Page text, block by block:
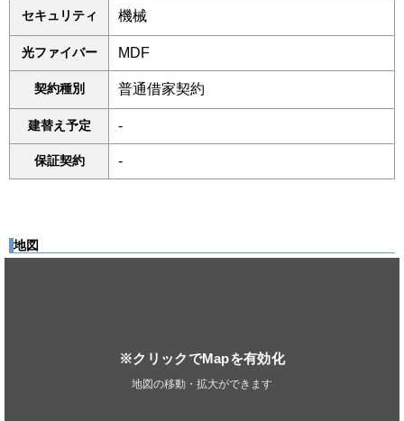
セキュリティ 機械
光ファイバー MDF
契約種別 普通借家契約
建替え予定 -
保証契約 -
地図
※クリックでMapを有効化
地図の移動・拡大ができます